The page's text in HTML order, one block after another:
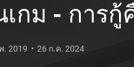
เกม - การ
. 2019 26 ก.ค. 2024